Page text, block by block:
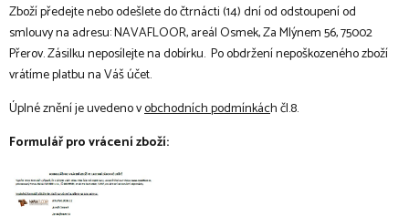
Zboží předejte nebo odešlete do čtrnácti (14) dní od odstoupení od
smlouvy na adresu: NAVAFLOOR, areál Osmek, Za Mlýnem 56, 75002
Přerov. Zásilku neposílejte na dobírku. Po obdržení nepoškozeného zboží
vrátíme platbu na Váš účet.
Úplné znění je uvedeno vobchodních podmínkách čl.8.
Formulář pro vrácení zboží: